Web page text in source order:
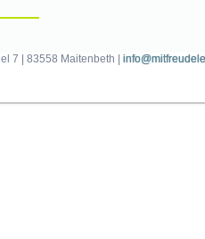
7 | 83558 Maitenbeth |